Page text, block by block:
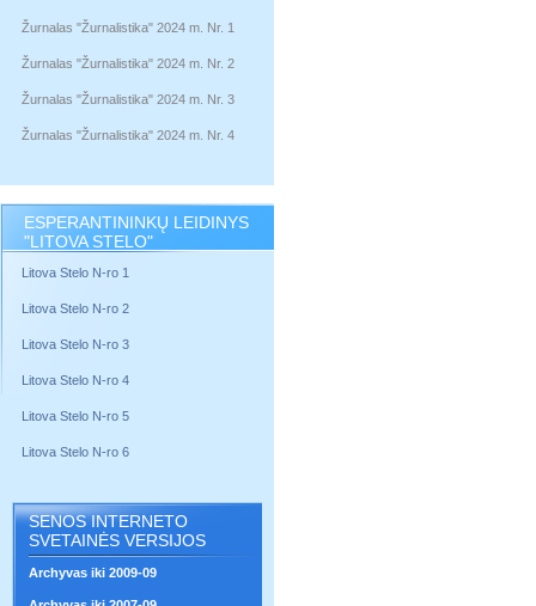
Žurnalas "Žurnalistika" 2024 m. Nr. 1
Žurnalas "Žurnalistika" 2024 m. Nr. 2
Žurnalas "Žurnalistika" 2024 m. Nr. 3
Žurnalas "Žurnalistika" 2024 m. Nr. 4
ESPERANTININKŲ LEIDINYS
"LITOVA STELO"
Litova Stelo N-ro 1
Litova Stelo N-ro 2
Litova Stelo N-ro 3
Litova Stelo N-ro 4
Litova Stelo N-ro 5
Litova Stelo N-ro 6
SENOS INTERNETO
SVETAINĖS VERSIJOS
Archyvas iki 2009-09